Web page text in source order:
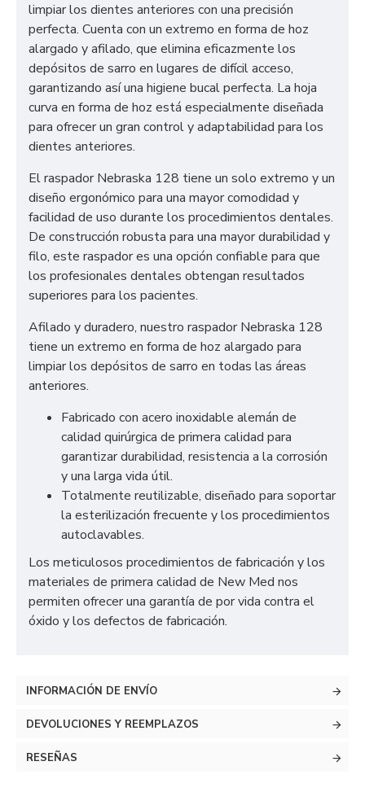
limpiar los dientes anteriores con una precisión
perfecta. Cuenta con un extremo en forma de hoz
alargado y afilado, que elimina eficazmente los
depósitos de sarro en lugares de difícil acceso,
garantizando así una higiene bucal perfecta. La hoja
curva en forma de hoz está especialmente diseñada
para ofrecer un gran control y adaptabilidad para los
dientes anteriores.
El raspador Nebraska 128 tiene un solo extremo y un
diseño ergonómico para una mayor comodidad y
facilidad de uso durante los procedimientos dentales.
De construcción robusta para una mayor durabilidad y
filo, este raspador es una opción confiable para que
los profesionales dentales obtengan resultados
superiores para los pacientes.
Afilado y duradero, nuestro raspador Nebraska 128
tiene un extremo en forma de hoz alargado para
limpiar los depósitos de sarro en todas las áreas
anteriores.
Fabricado con acero inoxidable alemán de
calidad quirúrgica de primera calidad para
garantizar durabilidad, resistencia a la corrosión
y una larga vida útil.
Totalmente reutilizable, diseñado para soportar
la esterilización frecuente y los procedimientos
autoclavables.
Los meticulosos procedimientos de fabricación y los
materiales de primera calidad de New Med nos
permiten ofrecer una garantía de por vida contra el
óxido y los defectos de fabricación.
INFORMACIÓN DE ENVÍO
DEVOLUCIONES Y REEMPLAZOS
RESEÑAS